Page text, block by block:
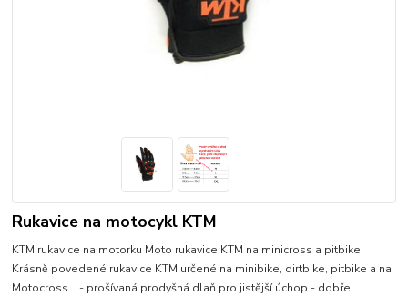
Rukavice na motocykl KTM
KTM rukavice na motorku Moto rukavice KTM na minicross a pitbike
Krásně povedené rukavice KTM určené na minibike, dirtbike, pitbike a na
Motocross. - prošívaná prodyšná dlaň pro jistější úchop - dobře